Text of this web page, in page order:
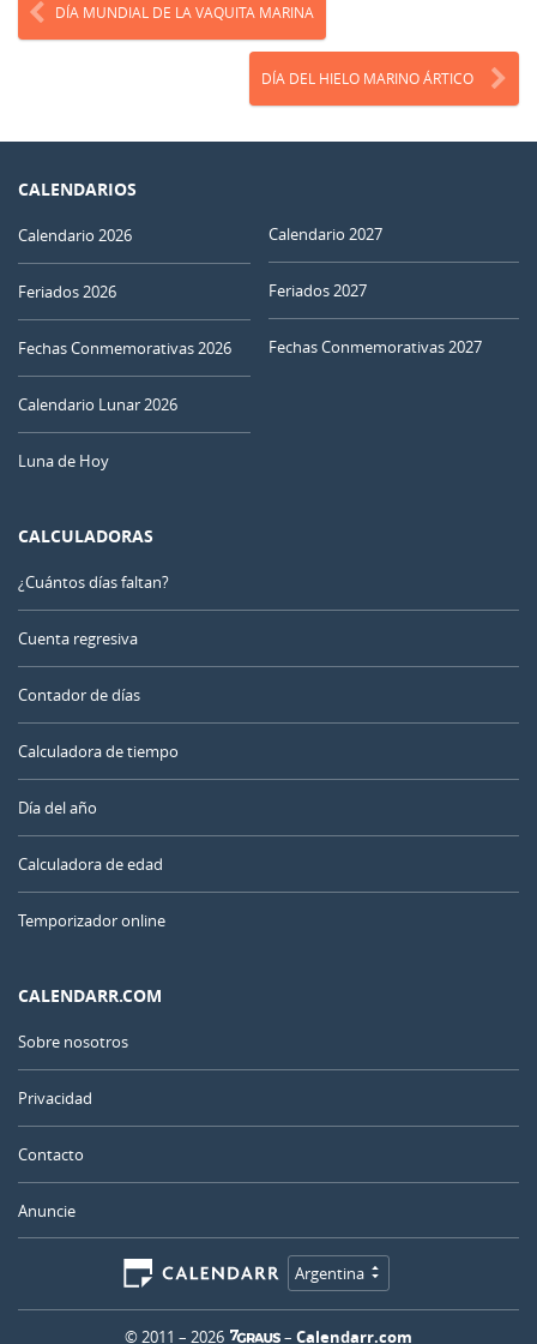
DÍA MUNDIAL DE LA VAQUITA MARINA
DÍA DEL HIELO MARINO ÁRTICO
CALENDARIOS
Calendario 2026
Feriados 2026
Fechas Conmemorativas 2026
Calendario Lunar 2026
Luna de Hoy
Calendario 2027
Feriados 2027
Fechas Conmemorativas 2027
CALCULADORAS
¿Cuántos días faltan?
Cuenta regresiva
Contador de días
Calculadora de tiempo
Día del año
Calculadora de edad
Temporizador online
CALENDARR.COM
Sobre nosotros
Privacidad
Contacto
Anuncie
Argentina
© 2011 – 2026 – Calendarr.com